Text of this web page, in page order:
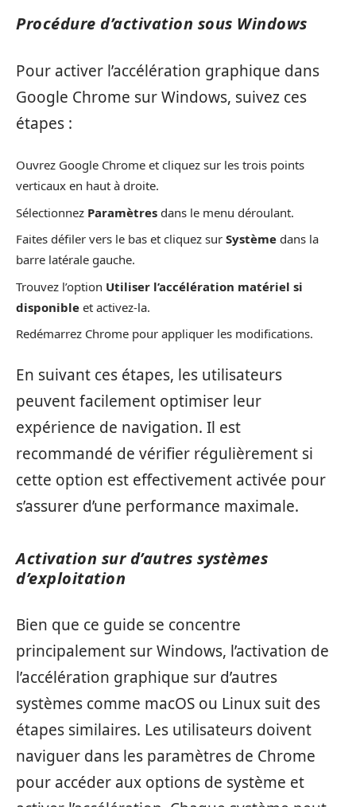
Procédure d’activation sous Windows
Pour activer l’accélération graphique dans
Google Chrome sur Windows, suivez ces
étapes :
Ouvrez Google Chrome et cliquez sur les trois points
verticaux en haut à droite.
Sélectionnez Paramètres dans le menu déroulant.
Faites défiler vers le bas et cliquez sur Système dans la
barre latérale gauche.
Trouvez l’option Utiliser l’accélération matériel si
disponible et activez-la.
Redémarrez Chrome pour appliquer les modifications.
En suivant ces étapes, les utilisateurs
peuvent facilement optimiser leur
expérience de navigation. Il est
recommandé de vérifier régulièrement si
cette option est effectivement activée pour
s’assurer d’une performance maximale.
Activation sur d’autres systèmes
d’exploitation
Bien que ce guide se concentre
principalement sur Windows, l’activation de
l’accélération graphique sur d’autres
systèmes comme macOS ou Linux suit des
étapes similaires. Les utilisateurs doivent
naviguer dans les paramètres de Chrome
pour accéder aux options de système et